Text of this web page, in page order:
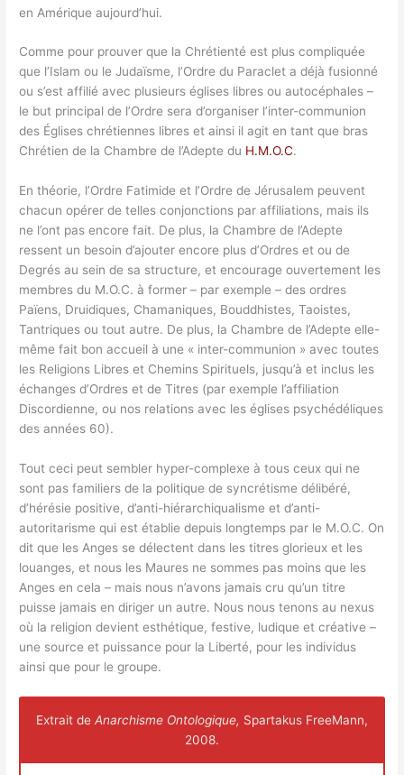
en Amérique aujourd’hui.
Comme pour prouver que la Chrétienté est plus compliquée
que l’Islam ou le Judaïsme, l’Ordre du Paraclet a déjà fusionné
ou s’est affilié avec plusieurs églises libres ou autocéphales –
le but principal de l’Ordre sera d’organiser l’inter-communion
des Églises chrétiennes libres et ainsi il agit en tant que bras
Chrétien de la Chambre de l’Adepte du H.M.O.C.
En théorie, l’Ordre Fatimide et l’Ordre de Jérusalem peuvent
chacun opérer de telles conjonctions par affiliations, mais ils
ne l’ont pas encore fait. De plus, la Chambre de l’Adepte
ressent un besoin d’ajouter encore plus d’Ordres et ou de
Degrés au sein de sa structure, et encourage ouvertement les
membres du M.O.C. à former – par exemple – des ordres
Païens, Druidiques, Chamaniques, Bouddhistes, Taoistes,
Tantriques ou tout autre. De plus, la Chambre de l’Adepte elle-
même fait bon accueil à une « inter-communion » avec toutes
les Religions Libres et Chemins Spirituels, jusqu’à et inclus les
échanges d’Ordres et de Titres (par exemple l’affiliation
Discordienne, ou nos relations avec les églises psychédéliques
des années 60).
Tout ceci peut sembler hyper-complexe à tous ceux qui ne
sont pas familiers de la politique de syncrétisme délibéré,
d’hérésie positive, d’anti-hiérarchiqualisme et d’anti-
autoritarisme qui est établie depuis longtemps par le M.O.C. On
dit que les Anges se délectent dans les titres glorieux et les
louanges, et nous les Maures ne sommes pas moins que les
Anges en cela – mais nous n’avons jamais cru qu’un titre
puisse jamais en diriger un autre. Nous nous tenons au nexus
où la religion devient esthétique, festive, ludique et créative –
une source et puissance pour la Liberté, pour les individus
ainsi que pour le groupe.
Extrait de Anarchisme Ontologique, Spartakus FreeMann,
2008.